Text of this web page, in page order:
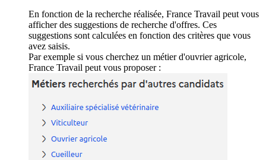
En fonction de la recherche réalisée, France Travail peut vous
afficher des suggestions de recherche d'offres. Ces
suggestions sont calculées en fonction des critères que vous
avez saisis.
Par exemple si vous cherchez un métier d'ouvrier agricole,
France Travail peut vous proposer :